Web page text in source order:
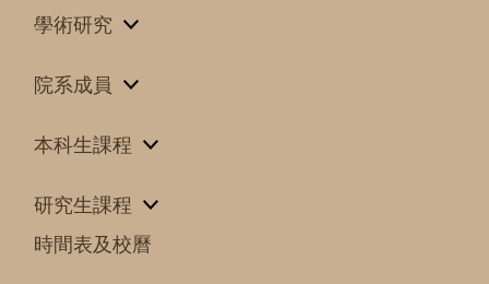
學術研究
院系成員
本科生課程
研究生課程
時間表及校曆